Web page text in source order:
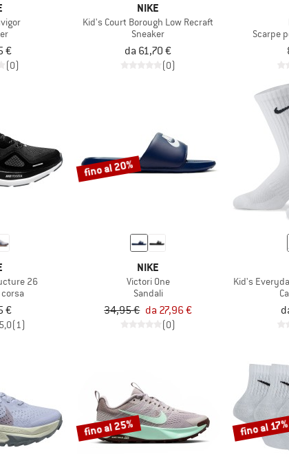
€
(0)
NIKE
Kid's Court Borough Low Recraft
Sneaker
da 61,70 €
(0)
Scarpe
26
corsa
€
5,0(1)
fino al 20%
NIKE
Victori One
Sandali
34,95 € da 27,96 €
(0)
Kid's
fino al 25% fino al 17%